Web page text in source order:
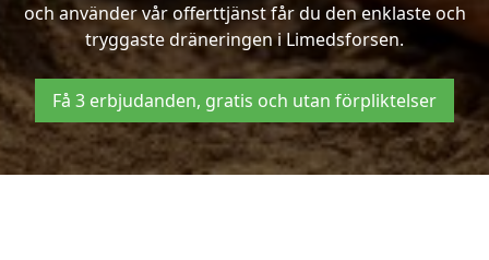
och använder vår offerttjänst får du den enklaste och
tryggaste dräneringen i Limedsforsen.
Få 3 erbjudanden, gratis och utan förpliktelser